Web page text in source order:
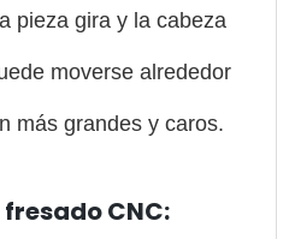
pieza gira y la cabeza
moverse alrededor
más grandes y caros.
CNC: